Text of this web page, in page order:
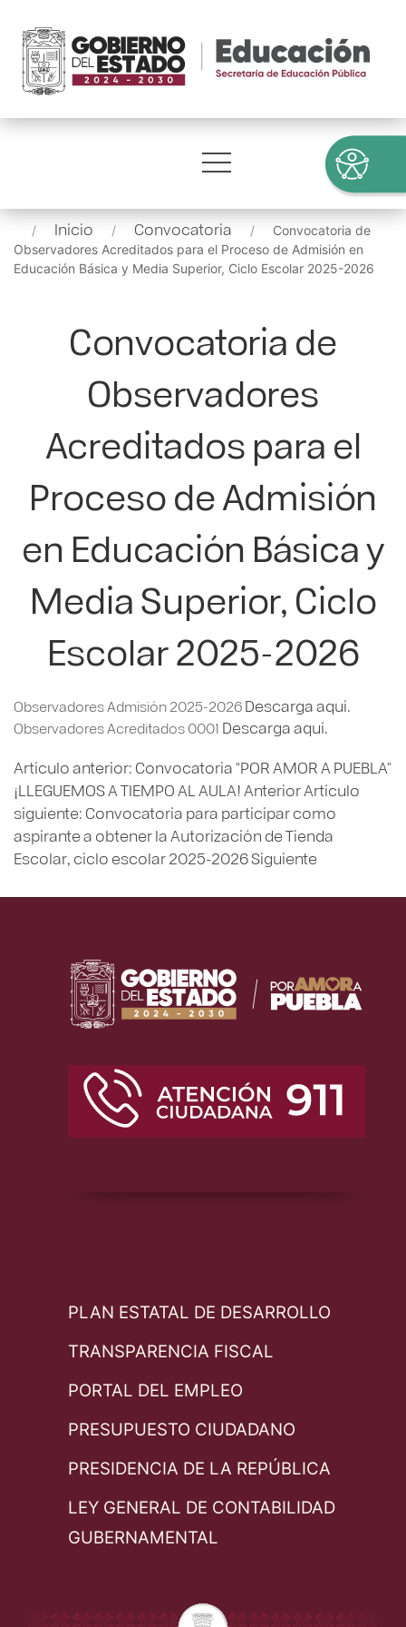
Inicio Convocatoria
Convocatoria de
Observadores Acreditados para el Proceso de Admisión en
Educación Básica y Media Superior, Ciclo Escolar 2025-2026
Convocatoria de
Observadores
Acreditados para el
Proceso de Admisión
en Educación Básica y
Media Superior, Ciclo
Escolar 2025-2026
Observadores Admisión 2025-2026Descarga aquí.
Observadores Acreditados 0001 Descarga aquí.
Artículo anterior: Convocatoria “POR AMOR A PUEBLA”
¡LLEGUEMOS A TIEMPO AL AULA! AnteriorArtículo
siguiente: Convocatoria para participar como
aspirante a obtener la Autorización de Tienda
Escolar, ciclo escolar 2025-2026Siguiente
PLAN ESTATAL DE DESARROLLO
TRANSPARENCIA FISCAL
PORTAL DEL EMPLEO
PRESUPUESTO CIUDADANO
PRESIDENCIA DE LA REPÚBLICA
LEY GENERAL DE CONTABILIDAD
GUBERNAMENTAL